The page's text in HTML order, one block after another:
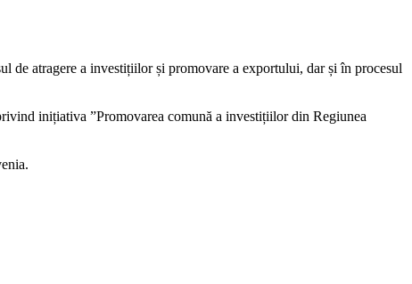
de atragere a investițiilor și promovare a exportului, dar și în procesul
inițiativa ”Promovarea comună a investițiilor din Regiunea